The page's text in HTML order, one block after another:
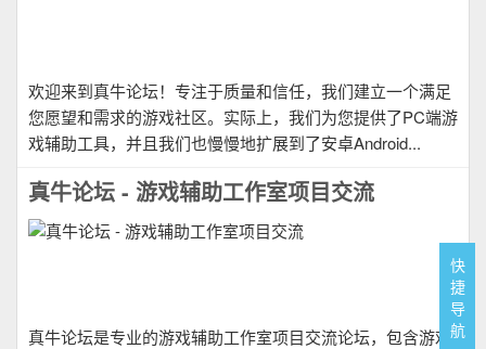
欢迎来到真牛论坛！专注于质量和信任，我们建立一个满足
您愿望和需求的游戏社区。实际上，我们为您提供了PC端游
戏辅助工具，并且我们也慢慢地扩展到了安卓Android...
真牛论坛 - 游戏辅助工作室项目交流
真牛论坛是专业的游戏辅助工作室项目交流论坛，包含游戏
快
捷
导
航